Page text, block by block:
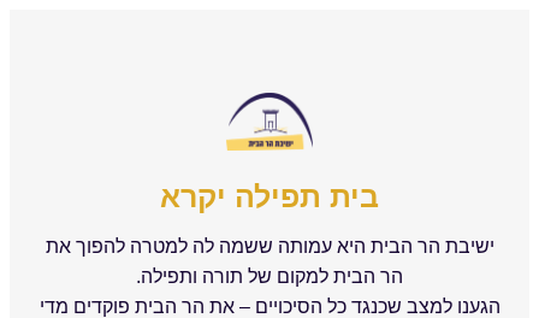
בית תפילה יקרא
ישיבת הר הבית היא עמותה ששמה לה למטרה להפוך את
הר הבית למקום של תורה ותפילה.
הגענו למצב שכנגד כל הסיכויים – את הר הבית פוקדים מדי